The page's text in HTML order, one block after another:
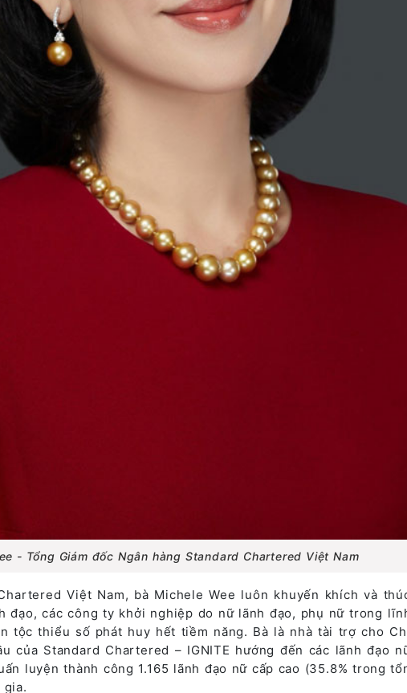
- Tổng Giám đốc Ngân hàng Standard Chartered Việt Nam
Việt Nam, bà Michele Wee luôn khuyến khích và
đạo, các công ty khởi nghiệp do nữ lãnh đạo, phụ nữ trong
tộc thiểu số phát huy hết tiềm năng. Bà là nhà tài trợ cho
của Standard Chartered – IGNITE hướng đến các lãnh đạo
luyện thành công 1.165 lãnh đạo nữ cấp cao (35.8% trong
gia.